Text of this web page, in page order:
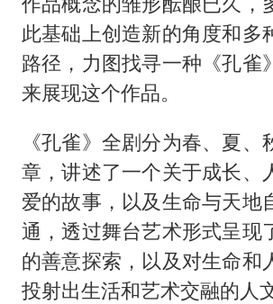
此基础上创造新的角度和多
路径，力图找寻一种《孔雀
来展现这个作品。
《孔雀》全剧分为春、夏、
章，讲述了一个关于成长、
爱的故事，以及生命与天地
通，透过舞台艺术形式呈现
的善意探索，以及对生命和
投射出生活和艺术交融的人